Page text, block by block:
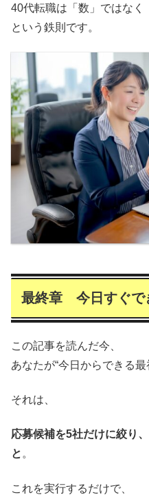
40代転職は「数」ではなく
という鉄則です。
最終章 今日すぐで
この記事を読んだ今、
あなたが“今日からできる最
それは、
応募候補を5社だけに絞り
と 。
これを実行するだけで、